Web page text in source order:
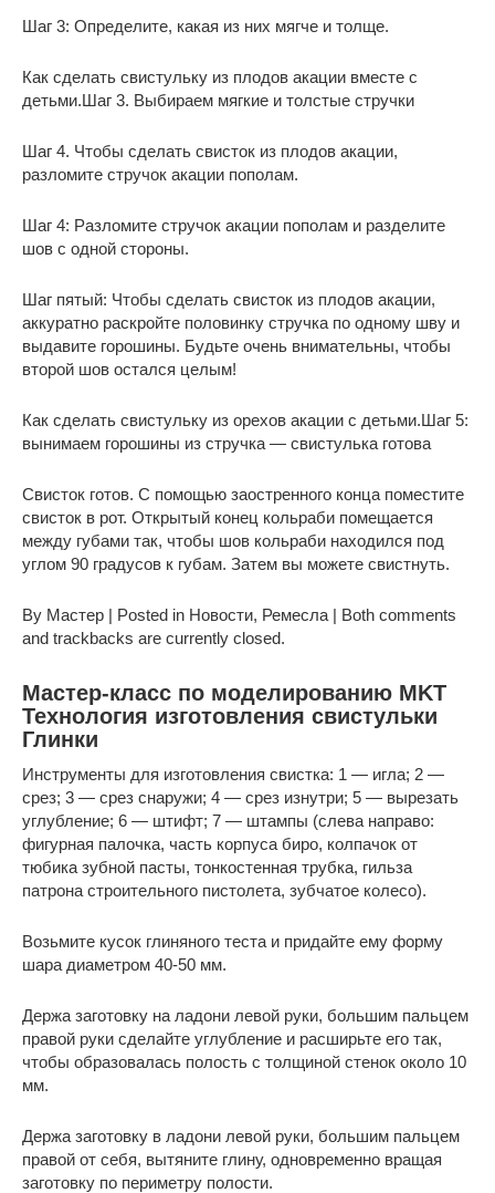
Шаг 3: Определите, какая из них мягче и толще.
Как сделать свистульку из плодов акации вместе с
детьми.Шаг 3. Выбираем мягкие и толстые стручки
Шаг 4. Чтобы сделать свисток из плодов акации,
разломите стручок акации пополам.
Шаг 4: Разломите стручок акации пополам и разделите
шов с одной стороны.
Шаг пятый: Чтобы сделать свисток из плодов акации,
аккуратно раскройте половинку стручка по одному шву и
выдавите горошины. Будьте очень внимательны, чтобы
второй шов остался целым!
Как сделать свистульку из орехов акации с детьми.Шаг 5:
вынимаем горошины из стручка — свистулька готова
Свисток готов. С помощью заостренного конца поместите
свисток в рот. Открытый конец кольраби помещается
между губами так, чтобы шов кольраби находился под
углом 90 градусов к губам. Затем вы можете свистнуть.
By Мастер | Posted in Новости, Ремесла | Both comments
and trackbacks are currently closed.
Мастер-класс по моделированию MKT
Технология изготовления свистульки
Глинки
Инструменты для изготовления свистка: 1 — игла; 2 —
срез; 3 — срез снаружи; 4 — срез изнутри; 5 — вырезать
углубление; 6 — штифт; 7 — штампы (слева направо:
фигурная палочка, часть корпуса биро, колпачок от
тюбика зубной пасты, тонкостенная трубка, гильза
патрона строительного пистолета, зубчатое колесо).
Возьмите кусок глиняного теста и придайте ему форму
шара диаметром 40-50 мм.
Держа заготовку на ладони левой руки, большим пальцем
правой руки сделайте углубление и расширьте его так,
чтобы образовалась полость с толщиной стенок около 10
мм.
Держа заготовку в ладони левой руки, большим пальцем
правой от себя, вытяните глину, одновременно вращая
заготовку по периметру полости.